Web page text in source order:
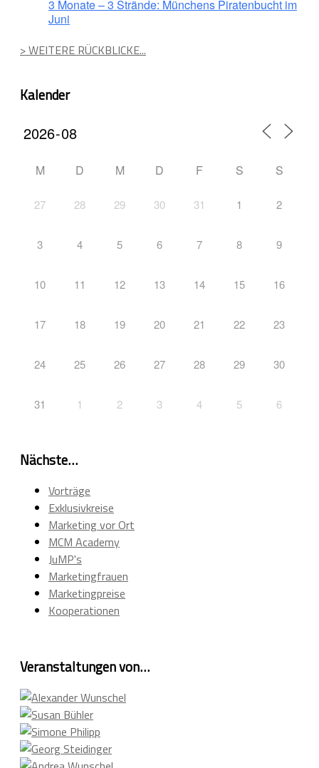
3 Monate – 3 Strände: Münchens Piratenbucht im
Juni
> WEITERE RÜCKBLICKE...
Kalender
M D M D F S S
27 28 29 30 31 1 2
3 4 5 6 7 8 9
10 11 12 13 14 15 16
17 18 19 20 21 22 23
24 25 26 27 28 29 30
31 1 2 3 4 5 6
Nächste…
Vorträge
Exklusivkreise
Marketing vor Ort
MCM Academy
JuMP's
Marketingfrauen
Marketingpreise
Kooperationen
Veranstaltungen von…